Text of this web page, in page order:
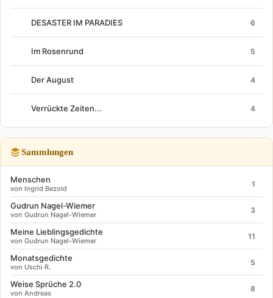
DESASTER IM PARADIES 6
Im Rosenrund 5
Der August 4
Verrückte Zeiten... 4
Sammlungen
Menschen
von Ingrid Bezold
1
Gudrun Nagel-Wiemer
von Gudrun Nagel-Wiemer
3
Meine Lieblingsgedichte
von Gudrun Nagel-Wiemer
11
Monatsgedichte
von Uschi R.
5
Weise Sprüche 2.0
von Andreas
8